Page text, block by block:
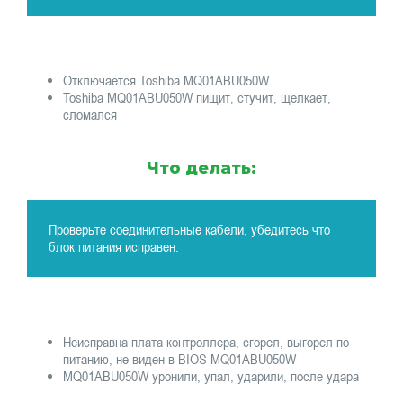
Отключается Toshiba MQ01ABU050W
Toshiba MQ01ABU050W пищит, стучит, щёлкает,
сломался
Что делать:
Проверьте соединительные кабели, убедитесь что
блок питания исправен.
Неисправна плата контроллера, сгорел, выгорел по
питанию, не виден в BIOS MQ01ABU050W
MQ01ABU050W уронили, упал, ударили, после удара